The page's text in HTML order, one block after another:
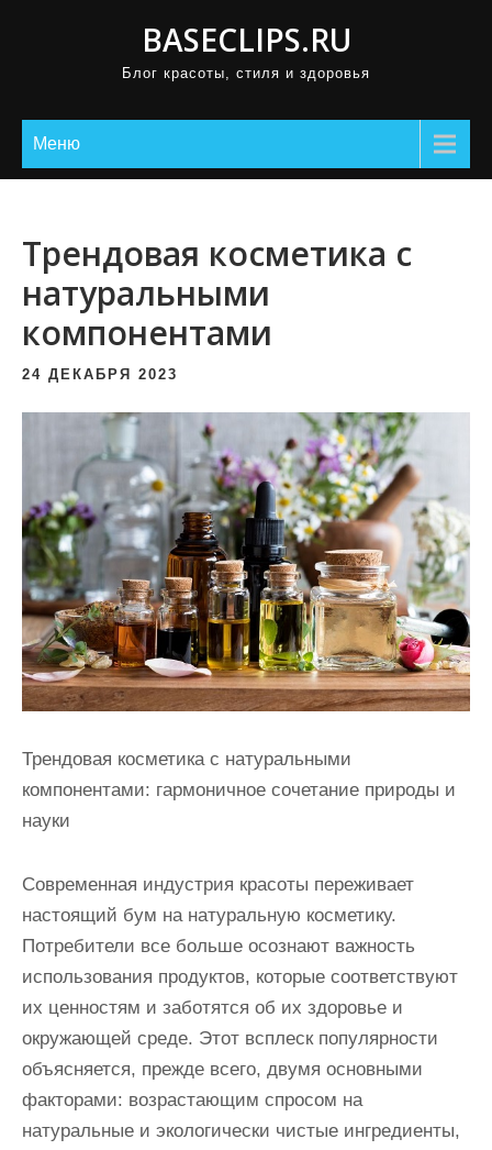
BASECLIPS.RU
Блог красоты, стиля и здоровья
Меню
Трендовая косметика с
натуральными
компонентами
24 ДЕКАБРЯ 2023
Трендовая косметика с натуральными
компонентами: гармоничное сочетание природы и
науки
Современная индустрия красоты переживает
настоящий бум на натуральную косметику.
Потребители все больше осознают важность
использования продуктов, которые соответствуют
их ценностям и заботятся об их здоровье и
окружающей среде. Этот всплеск популярности
объясняется, прежде всего, двумя основными
факторами: возрастающим спросом на
натуральные и экологически чистые ингредиенты,